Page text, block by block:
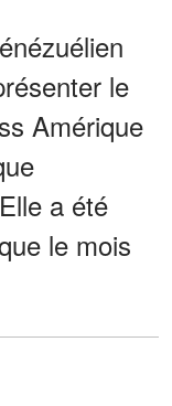
le
Amérique
a été
le mois